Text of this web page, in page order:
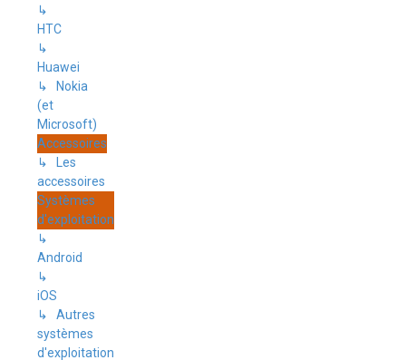
↳
HTC
↳
Huawei
↳ Nokia
(et
Microsoft)
Accessoires
↳ Les
accessoires
Systèmes
d'exploitation
↳
Android
↳
iOS
↳ Autres
systèmes
d'exploitation